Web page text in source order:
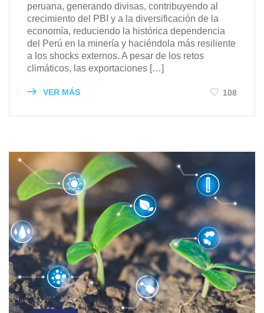
peruana, generando divisas, contribuyendo al
crecimiento del PBI y a la diversificación de la
economía, reduciendo la histórica dependencia
del Perú en la minería y haciéndola más resiliente
a los shocks externos. A pesar de los retos
climáticos, las exportaciones […]
VER MÁS 108